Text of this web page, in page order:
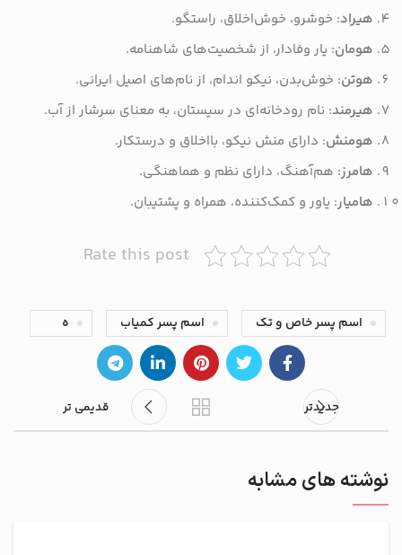
هیراد: خوشرو، خوش‌اخلاق، راستگو.
هومان: یار وفادار، از شخصیت‌های شاهنامه.
هوتن: خوش‌بدن، نیکو اندام، از نام‌های اصیل ایرانی.
هیرمند: نام رودخانه‌ای در سیستان، به معنای سرشار از آب.
هومنش: دارای منش نیکو، بااخلاق و درستکار.
هامرز: هم‌آهنگ، دارای نظم و هماهنگی.
هامیار: یاور و کمک‌کننده، همراه و پشتیبان.
Rate this post
اسم پسر خاص و تک اسم پسر کمیاب ه
جدیدتر قدیمی تر
نوشته های مشابه